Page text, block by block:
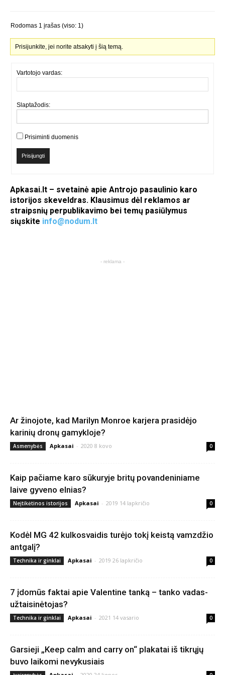
Rodomas 1 įrašas (viso: 1)
Prisijunkite, jei norite atsakyti į šią temą.
Vartotojo vardas:
Slaptažodis:
Prisiminti duomenis
Prisijungti
Apkasai.lt – svetainė apie Antrojo pasaulinio karo
istorijos skeveldras. Klausimus dėl reklamos ar
straipsnių perpublikavimo bei temų pasiūlymus
siųskite info@nodum.lt
- reklama -
Ar žinojote, kad Marilyn Monroe karjera prasidėjo
karinių dronų gamykloje?
Asmenybės Apkasai - 2020 8 kovo 0
Kaip pačiame karo sūkuryje britų povandeniniame
laive gyveno elnias?
Neįtikėtinos istorijos Apkasai - 2019 14 lapkričio 0
Kodėl MG 42 kulkosvaidis turėjo tokį keistą vamzdžio
antgalį?
Technika ir ginklai Apkasai - 2019 26 lapkričio 0
7 įdomūs faktai apie Valentine tanką – tanko vadas-
užtaisinėtojas?
Technika ir ginklai Apkasai - 2021 14 vasario 0
Garsieji „Keep calm and carry on“ plakatai iš tikrųjų
buvo laikomi nevykusiais